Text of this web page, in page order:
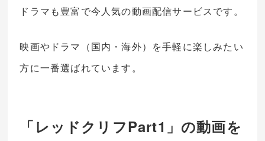
ドラマも豊富で今人気の動画配信サービスです。
映画やドラマ（国内・海外）を手軽に楽しみたい
方に一番選ばれています。
「レッドクリフPart1」の動画を